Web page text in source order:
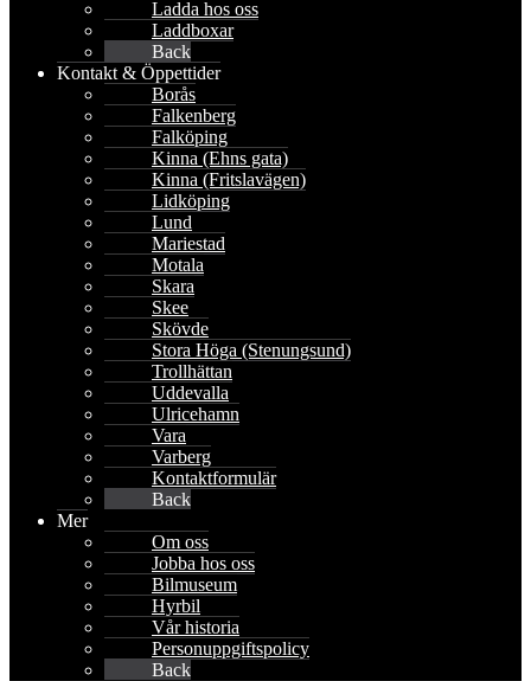
Ladda hos oss
Laddboxar
Back
Kontakt & Öppettider
Borås
Falkenberg
Falköping
Kinna (Ehns gata)
Kinna (Fritslavägen)
Lidköping
Lund
Mariestad
Motala
Skara
Skee
Skövde
Stora Höga (Stenungsund)
Trollhättan
Uddevalla
Ulricehamn
Vara
Varberg
Kontaktformulär
Back
Mer
Om oss
Jobba hos oss
Bilmuseum
Hyrbil
Vår historia
Personuppgiftspolicy
Back